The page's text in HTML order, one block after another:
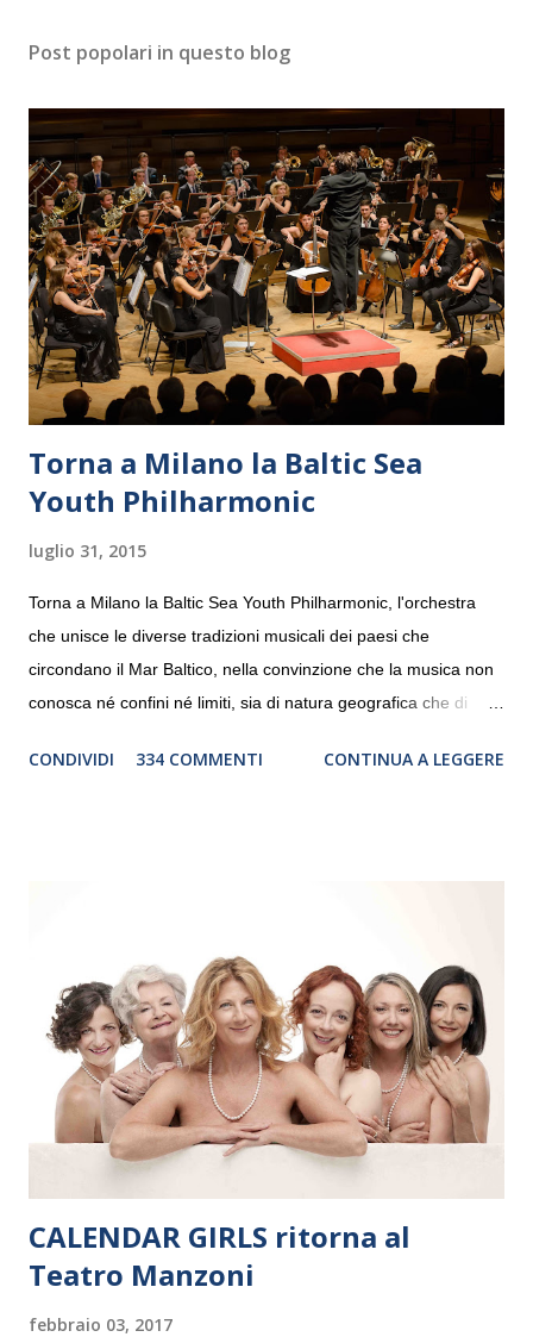
Post popolari in questo blog
Torna a Milano la Baltic Sea
Youth Philharmonic
luglio 31, 2015
Torna a Milano la Baltic Sea Youth Philharmonic, l'orchestra
che unisce le diverse tradizioni musicali dei paesi che
circondano il Mar Baltico, nella convinzione che la musica non
conosca né confini né limiti, sia di natura geografica che di
debutterà il 10 settembre a Heiden, in Germania, e toccherà, in
“Settembre dell’Accademia” dove si esibirà per il secondo anno
consecutivo. Il pubblico milanese avrà il piacere di applaudire i
giovani artisti della Baltic Sea Youth Philharmonic per la quarta
volta. L’orchestra, fondata nel 2008 da Kristjan Järvi (affiancato
da un prestigioso consiglio di consulent...
CONDIVIDI 334 COMMENTI CONTINUA A LEGGERE
CALENDAR GIRLS ritorna al
Teatro Manzoni
febbraio 03, 2017